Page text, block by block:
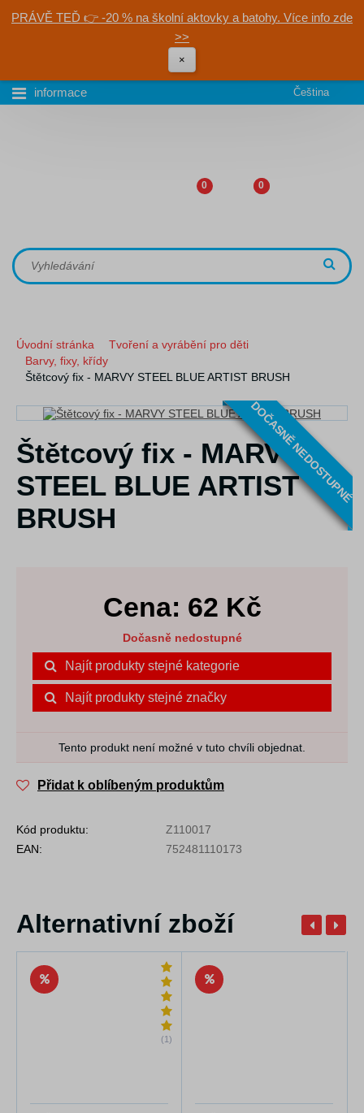
PRÁVĚ TEĎ 👉 -20 % na školní aktovky a batohy. Více info zde
>>
×
informace Čeština
0 0
Úvodní stránka
Tvoření a vyrábění pro děti
Barvy, fixy, křídy
Štětcový fix - MARVY STEEL BLUE ARTIST BRUSH
DOČASNĚ NEDOSTUPNÉ
Štětcový fix - MARVY
STEEL BLUE ARTIST
BRUSH
Cena: 62 Kč
Dočasně nedostupné
Najít produkty stejné kategorie
Najít produkty stejné značky
Tento produkt není možné v tuto chvíli objednat.
Přidat k oblíbeným produktům
Kód produktu:
Z110017
EAN:
752481110173
Alternativní zboží
(1)